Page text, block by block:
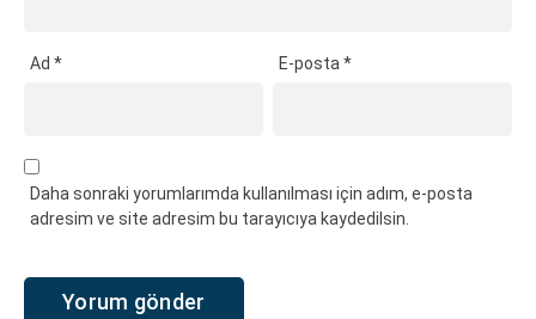
Ad * E-posta*
Daha sonraki yorumlarımda kullanılması için adım, e-posta
adresim ve site adresim bu tarayıcıya kaydedilsin.